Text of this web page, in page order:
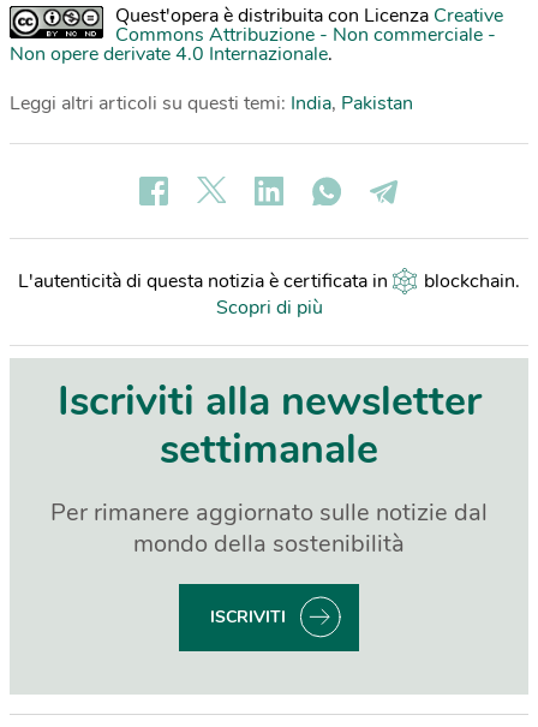
Quest'opera è distribuita con Licenza Creative
Commons Attribuzione - Non commerciale -
Non opere derivate 4.0 Internazionale.
Leggi altri articoli su questi temi: India, Pakistan
L'autenticità di questa notizia è certificata in blockchain.
Scopri di più
Iscriviti alla newsletter
settimanale
Per rimanere aggiornato sulle notizie dal
mondo della sostenibilità
ISCRIVITI